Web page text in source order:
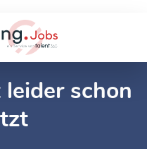
schon